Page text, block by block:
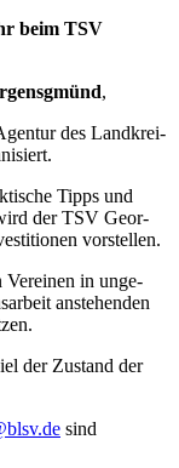
beim TSV
,
des Land­krei­
Tipps und
der TSV Geor­
vorstellen.
Verei­nen in unge­
anste­hen­den
der Zustand der
sind